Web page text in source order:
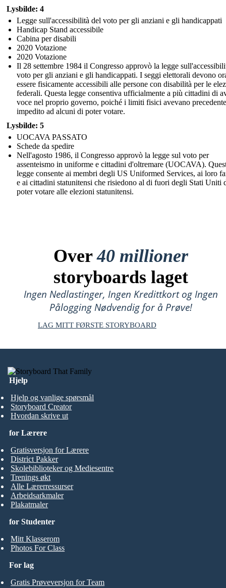
Lysbilde: 4
Legge sull'accessibilità del voto per gli anziani e gli handicappati
Handicap Stand accessibile
Cabina per disabili
2020 Votazione
2020 Votazione
Il 28 settembre 1984 il Congresso approvò la legge
voto per gli anziani e gli handicappati. I seggi elettorali devono
essere fisicamente accessibili alle persone con disabilità per le
federali. Questa legge consentiva ufficialmente a più cittadini di
voce nel proprio governo, poiché i limiti fisici avevano
impedito ad alcuni di poter votare.
Lysbilde: 5
UOCAVA PASSATO
Schede da spedire
Nell'agosto 1986, il Congresso approvò la legge sul voto per
assenteismo in uniforme e cittadini d'oltremare (UOCAVA).
legge consente ai membri degli US Uniformed Services, ai loro
e ai cittadini statunitensi che risiedono al di fuori degli Stati Uniti
poter votare alle elezioni statunitensi.
Over40 millioner
storyboards laget
Ingen Nedlastinger, Ingen Kredittkort og Ingen
Pålogging Nødvendig for å Prøve!
LAG MITT FØRSTE STORYBOARD
Hjelp
Hjelp og vanlige spørsmål
Storyboard Creator
Hvordan skrive ut
for Studenter
Mitt Klasserom
Photos For Class
for Lærere
Gratisversjon for Lærere
District Pakker
Skolebiblioteker og Mediesentre
Trenings økt
Alle Lærerressurser
Arbeidsarkmaler
Plakatmaler
For lag
Gratis Prøveversjon for Team